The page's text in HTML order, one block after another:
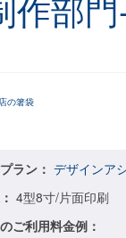
ラン： デザインア
4型8寸/片面印刷
ご利用料金例：